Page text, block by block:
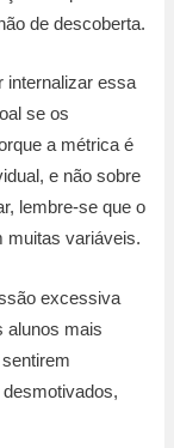
de descoberta.
internalizar essa
se os
a métrica é
e não sobre
lembre-se que o
muitas variáveis.
excessiva
alunos mais